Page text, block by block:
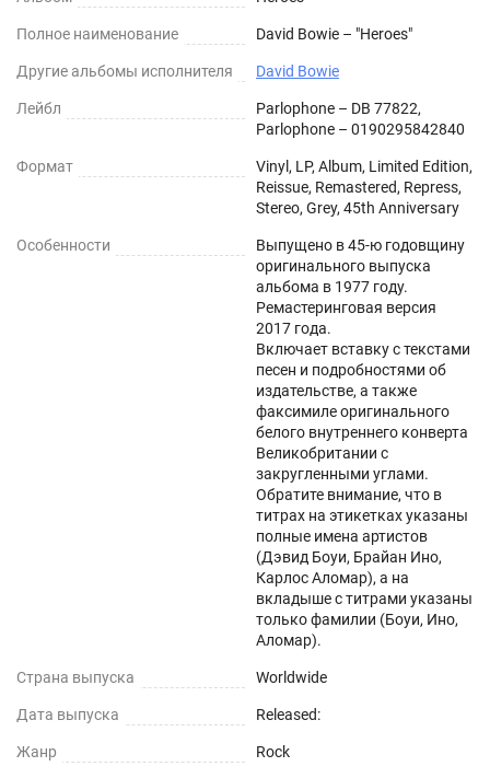
Полное наименование David Bowie – "Heroes"
Другие альбомы исполнителя David Bowie
Лейбл
Parlophone – DB 77822,
Parlophone – 0190295842840
Формат
Vinyl, LP, Album, Limited Edition,
Reissue, Remastered, Repress,
Stereo, Grey, 45th Anniversary
Особенности
Выпущено в 45-ю годовщину
оригинального выпуска
альбома в 1977 году.
Ремастеринговая версия
2017 года.
Включает вставку с текстами
песен и подробностями об
издательстве, а также
факсимиле оригинального
белого внутреннего конверта
Великобритании с
закругленными углами.
Обратите внимание, что в
титрах на этикетках указаны
полные имена артистов
(Дэвид Боуи, Брайан Ино,
Карлос Аломар), а на
вкладыше с титрами указаны
только фамилии (Боуи, Ино,
Аломар).
Страна выпуска Worldwide
Дата выпуска Released:
Жанр Rock